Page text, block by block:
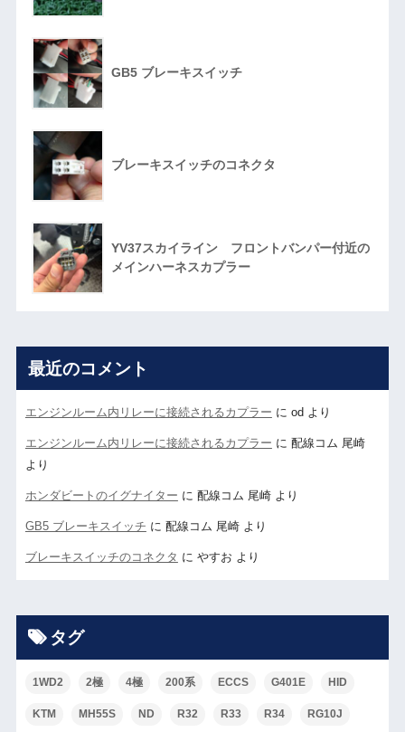
GB5 ブレーキスイッチ
ブレーキスイッチのコネクタ
YV37スカイライン フロントバンパー付近の
メインハーネスカプラー
最近のコメント
エンジンルーム内リレーに接続されるカプラー に od より
エンジンルーム内リレーに接続されるカプラー に 配線コム 尾崎
より
ホンダビートのイグナイター に 配線コム 尾崎より
GB5 ブレーキスイッチ に 配線コム 尾崎より
ブレーキスイッチのコネクタ に やすお より
タグ
1WD2 2極 4極 200系 ECCS G401E HID
KTM MH55S ND R32 R33 R34 RG10J